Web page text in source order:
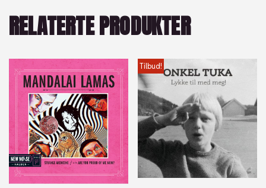
RELATERTE PRODUKTER
Tilbud!